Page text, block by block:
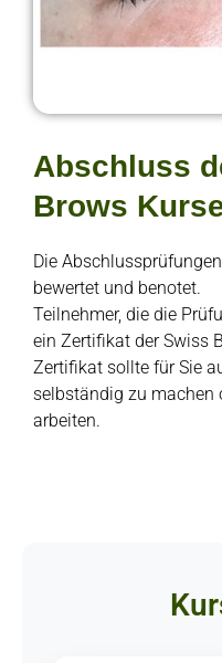
Abschluss
Brows
Die
bewertet und benotet.
Teilnehmer, die die
ein Zertifikat der Swiss
Zertifikat sollte für Sie
selbständig zu machen
arbeiten.